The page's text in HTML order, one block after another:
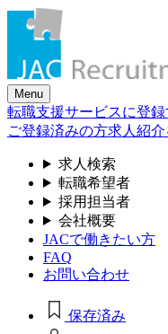
Menu
転職支援サービスに登録
ご登録済みの方求人紹
求人検索
転職希望者
採用担当者
会社概要
JACで働きたい方
FAQ
お問い合わせ
保存済み